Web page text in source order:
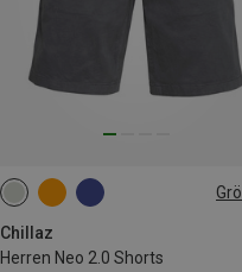
Chillaz
Herren Neo 2.0 Shorts
S M L